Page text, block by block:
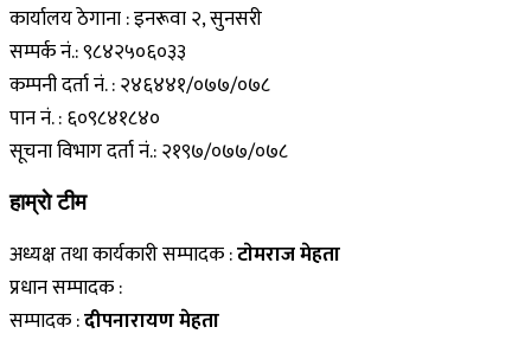
कार्यालय ठेगाना : इनरूवा २, सुनसरी
सम्पर्क नं.: ९८४२५०६०३३
कम्पनी दर्ता नं. : २४६४४१/०७७/०७८
पान नं. : ६०९८४१८४०
सूचना विभाग दर्ता नं.: २१९७/०७७/०७८
हाम्राे टीम
अध्यक्ष तथा कार्यकारी सम्पादक :टाेमराज मेहता
प्रधान सम्पादक :
सम्पादक :दीपनारायण मेहता